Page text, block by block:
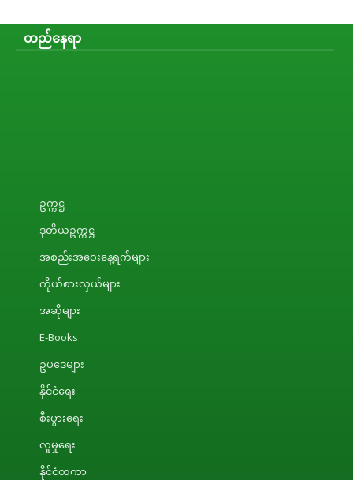
တည်နေရာ
ဥက္ကဋ္ဌ
ဒုတိယဥက္ကဋ္ဌ
အစည်းအဝေးနေ့ရက်များ
ကိုယ်စားလှယ်များ
အဆိုများ
E-Books
ဥပဒေများ
နိုင်ငံရေး
စီးပွားရေး
လူမှုရေး
နိုင်ငံတကာ